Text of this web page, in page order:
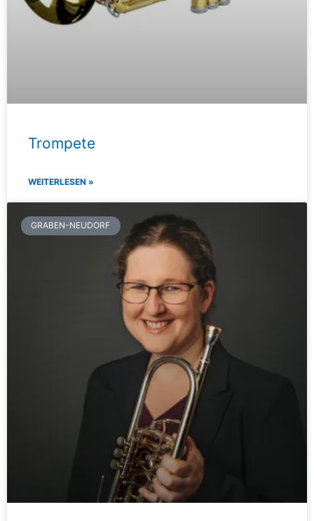
Trompete
WEITERLESEN »
GRABEN-NEUDORF